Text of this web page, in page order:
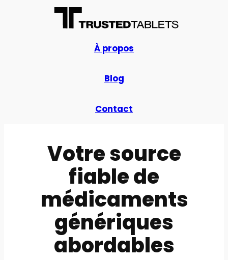
À propos
Blog
Contact
Votre source
fiable de
médicaments
génériques
abordables